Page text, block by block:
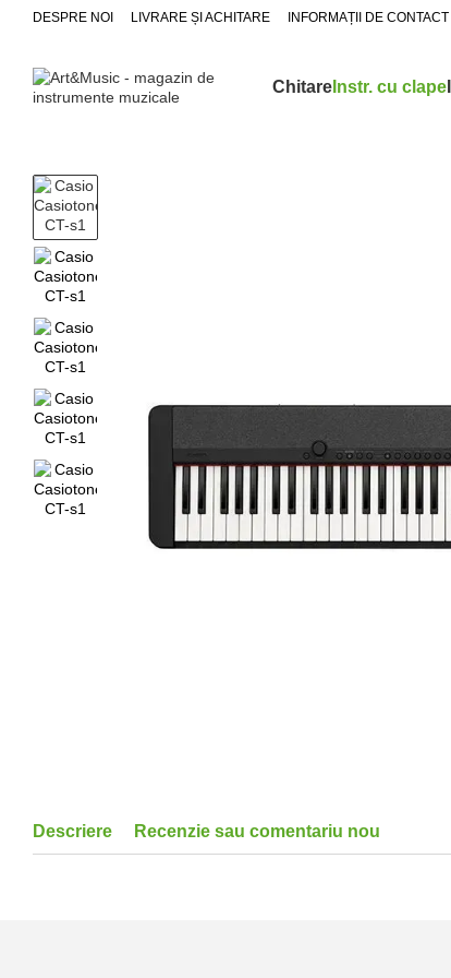
Mergi la conținutul principal
DESPRE NOI LIVRARE ȘI ACHITARE INFORMAȚII DE CONTACT
Chitare Instr. cu clape
Descriere Recenzie sau comentariu nou